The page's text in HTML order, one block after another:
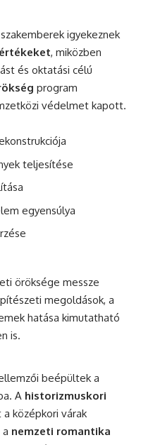
igyekeznek
, miközben
és oktatási célú
program
védelmet kapott.
teljesítése
egyensúlya
öröksége messze
megoldások, a
hatása kimutatható
is.
beépültek a
A historizmuskori
középkori várak
a nemzeti romantika